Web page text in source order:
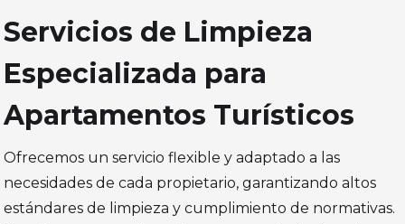
Servicios de Limpieza
Especializada para
Apartamentos Turísticos
Ofrecemos un servicio flexible y adaptado a las
necesidades de cada propietario, garantizando altos
estándares de limpieza y cumplimiento de normativas.